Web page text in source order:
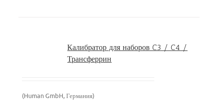
Калибратор для наборов C3 / C4 /
Трансферрин
(Human GmbH, Германия)